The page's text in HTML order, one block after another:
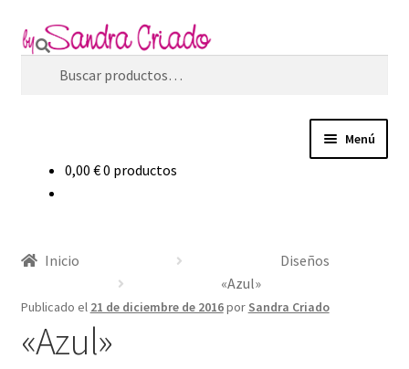
Ir
a
Ir
al
contenido
Buscar
Menú
Filosofía de marca
0,00 €0 productos
Inicio
Diseños
«Azul»
Publicado el 21 de diciembre de 2016por Sandra Criado
«Azul»